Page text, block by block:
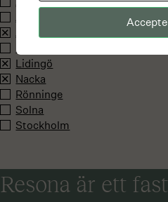
Lidingö
Nacka
Rönninge
Solna
Stockholm
Resona är ett